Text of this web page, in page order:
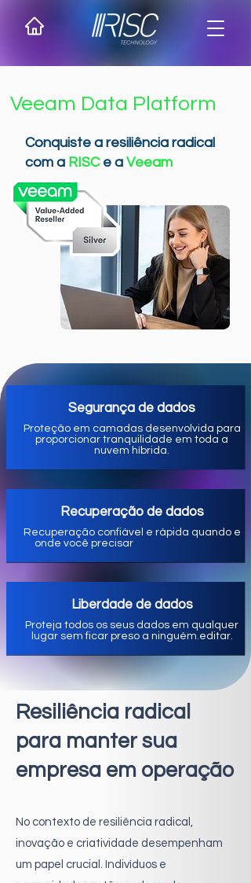
Veeam Data Platform
Conquiste a resiliência radical
com a RISC e a Veeam
Segurança de dados
Proteção em camadas desenvolvida para
proporcionar tranquilidade em toda a
nuvem híbrida.
Recuperação de dados
Recuperação confiável e rápida quando e
onde você precisar
Liberdade de dados
Proteja todos os seus dados em qualquer
lugar sem ficar preso a ninguém.editar.
Resiliência radical
para manter sua
empresa em operação
No contexto de resiliência radical,
inovação e criatividade desempenham
um papel crucial. Indivíduos e